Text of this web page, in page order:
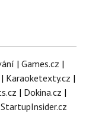
| Games.cz |
| Karaoketexty.cz |
| Dokina.cz |
StartupInsider.cz